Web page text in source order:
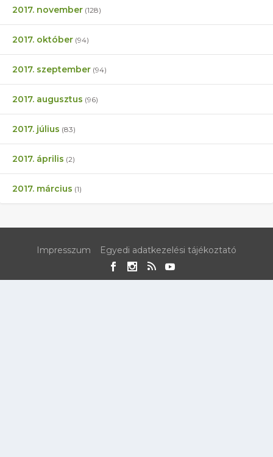
2017. november (128)
2017. október (94)
2017. szeptember (94)
2017. augusztus (96)
2017. július (83)
2017. április (2)
2017. március (1)
Impresszum Egyedi adatkezelési tájékoztató